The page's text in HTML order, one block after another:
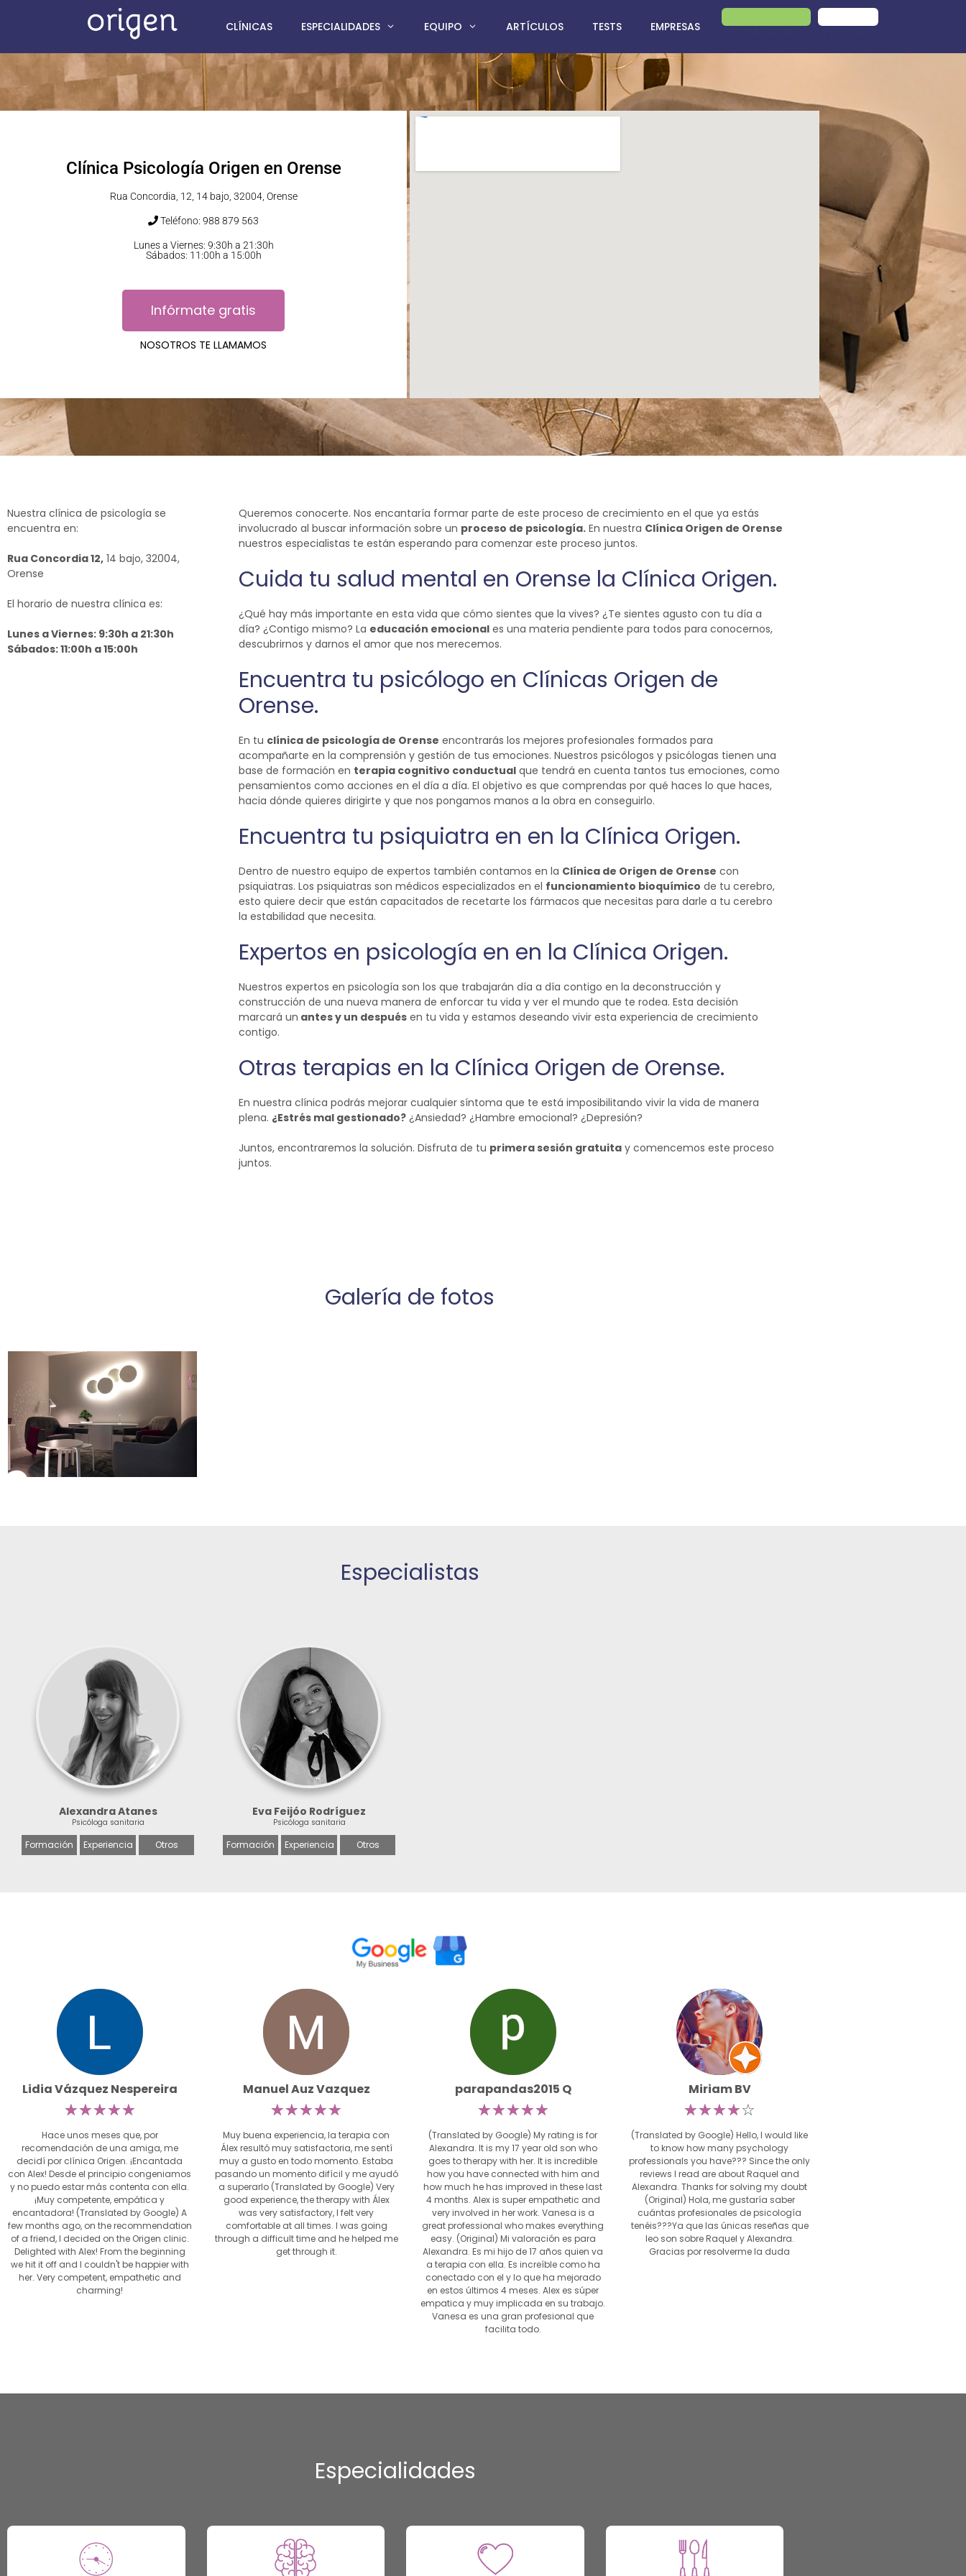
CLÍNICAS ESPECIALIDADES EQUIPO ARTÍCULOS TESTS EMPRESAS
Clínica Psicología Origen en Orense
Rua Concordia, 12, 14 bajo, 32004, Orense
Teléfono: 988 879 563
Lunes a Viernes: 9:30h a 21:30h
Sábados: 11:00h a 15:00h
Infórmate gratis
NOSOTROS TE LLAMAMOS
Nuestra clínica de psicología se
encuentra en:
Rua Concordia 12, 14 bajo, 32004,
Orense
El horario de nuestra clínica es:
Lunes a Viernes: 9:30h a 21:30h
Sábados: 11:00h a 15:00h
Queremos conocerte. Nos encantaría formar parte de este proceso de crecimiento en el que ya estás
involucrado al buscar información sobre un proceso de psicología.En nuestra Clínica Origen de Orense
nuestros especialistas te están esperando para comenzar este proceso juntos.
Cuida tu salud mental en Orense la Clínica Origen.
¿Qué hay más importante en esta vida que cómo sientes que la vives? ¿Te sientes agusto con tu día a
día? ¿Contigo mismo? La educación emocionales una materia pendiente para todos para conocernos,
descubrirnos y darnos el amor que nos merecemos.
Encuentra tu psicólogo en Clínicas Origen de
Orense.
En tu clínica de psicología de Orense encontrarás los mejores profesionales formados para
acompañarte en la comprensión y gestión de tus emociones. Nuestros psicólogos y psicólogas tienen una
base de formación en terapia cognitivo conductualque tendrá en cuenta tantos tus emociones, como
pensamientos como acciones en el día a día. El objetivo es que comprendas por qué haces lo que haces,
hacia dónde quieres dirigirte y que nos pongamos manos a la obra en conseguirlo.
Encuentra tu psiquiatra en en la Clínica Origen.
Dentro de nuestro equipo de expertos también contamos en la Clínica de Origen de Orense con
psiquiatras. Los psiquiatras son médicos especializados en el funcionamiento bioquímico de tu cerebro,
esto quiere decir que están capacitados de recetarte los fármacos que necesitas para darle a tu cerebro
la estabilidad que necesita.
Expertos en psicología en en la Clínica Origen.
Nuestros expertos en psicología son los que trabajarán día a día contigo en la deconstrucción y
construcción de una nueva manera de enforcar tu vida y ver el mundo que te rodea. Esta decisión
marcará un antes y un despuésen tu vida y estamos deseando vivir esta experiencia de crecimiento
contigo.
Otras terapias en la Clínica Origen de Orense.
En nuestra clínica podrás mejorar cualquier síntoma que te está imposibilitando vivir la vida de manera
plena. ¿Estrés mal gestionado?¿Ansiedad? ¿Hambre emocional? ¿Depresión?
Juntos, encontraremos la solución. Disfruta de tu primera sesión gratuitay comencemos este proceso
juntos.
Galería de fotos
Especialistas
Alexandra Atanes
Psicóloga sanitaria
Formación Experiencia Otros
Eva Feijóo Rodríguez
Psicóloga sanitaria
Formación Experiencia Otros
Lidia Vázquez Nespereira
☆☆☆☆☆
Hace unos meses que, por
recomendación de una amiga, me
decidí por clínica Origen. ¡Encantada
con Alex! Desde el principio congeniamos
y no puedo estar más contenta con ella.
¡Muy competente, empática y
encantadora! (Translated by Google) A
few months ago, on the recommendation
of a friend, I decided on the Origen clinic.
Delighted with Alex! From the beginning
we hit it off and I couldn't be happier with
her. Very competent, empathetic and
charming!
Manuel Auz Vazquez
☆☆☆☆☆
Muy buena experiencia, la terapia con
Álex resultó muy satisfactoria, me sentí
muy a gusto en todo momento. Estaba
pasando un momento difícil y me ayudó
a superarlo (Translated by Google) Very
good experience, the therapy with Álex
was very satisfactory, I felt very
comfortable at all times. I was going
through a difficult time and he helped me
get through it.
parapandas2015 Q
☆☆☆☆☆
(Translated by Google) My rating is for
Alexandra. It is my 17 year old son who
goes to therapy with her. It is incredible
how you have connected with him and
how much he has improved in these last
4 months. Alex is super empathetic and
very involved in her work. Vanesa is a
great professional who makes everything
easy. (Original) Mi valoración es para
Alexandra. Es mi hijo de 17 años quien va
a terapia con ella. Es increíble como ha
conectado con el y lo que ha mejorado
en estos últimos 4 meses. Alex es súper
empatica y muy implicada en su trabajo.
Vanesa es una gran profesional que
facilita todo.
Miriam BV
☆☆☆☆☆
(Translated by Google) Hello, I would like
to know how many psychology
professionals you have??? Since the only
reviews I read are about Raquel and
Alexandra. Thanks for solving my doubt
(Original) Hola, me gustaría saber
cuántas profesionales de psicología
tenéis???Ya que las únicas reseñas que
leo son sobre Raquel y Alexandra.
Gracias por resolverme la duda
Especialidades